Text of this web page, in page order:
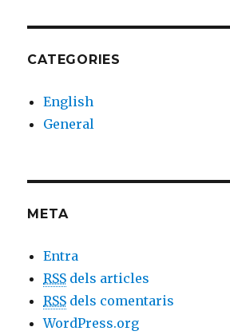
CATEGORIES
English
General
META
Entra
RSS dels articles
RSS dels comentaris
WordPress.org